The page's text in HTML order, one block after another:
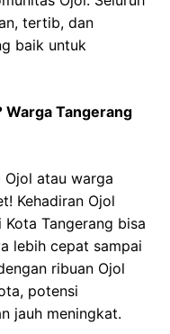
tertib, dan
baik untuk
Warga Tangerang
atau warga
Kehadiran Ojol
Tangerang bisa
lebih cepat sampai
ribuan Ojol
potensi
jauh meningkat.